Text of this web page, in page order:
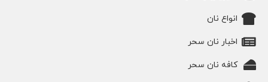
انواع نان
اخبار نان سحر
کافه نان سحر